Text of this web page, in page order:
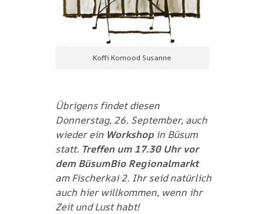
Koffi Komood Susanne
Übrigens findet diesen
Donnerstag, 26. September, auch
wieder ein Workshopin Büsum
statt. Treffen um 17.30 Uhr vor
dem BüsumBio Regionalmarkt
am Fischerkai 2. Ihr seid natürlich
auch hier willkommen, wenn ihr
Zeit und Lust habt!